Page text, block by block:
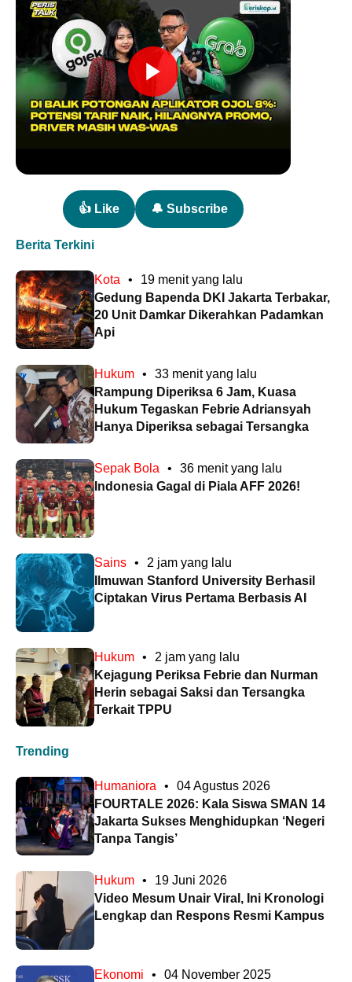
👍 Like 🔔 Subscribe
Berita Terkini
Kota •
19 menit yang lalu
Gedung Bapenda DKI Jakarta Terbakar,
20 Unit Damkar Dikerahkan Padamkan
Api
Hukum •
33 menit yang lalu
Rampung Diperiksa 6 Jam, Kuasa
Hukum Tegaskan Febrie Adriansyah
Hanya Diperiksa sebagai Tersangka
Sepak Bola •
36 menit yang lalu
Indonesia Gagal di Piala AFF 2026!
Sains •
2 jam yang lalu
Ilmuwan Stanford University Berhasil
Ciptakan Virus Pertama Berbasis AI
Hukum •
2 jam yang lalu
Kejagung Periksa Febrie dan Nurman
Herin sebagai Saksi dan Tersangka
Terkait TPPU
Trending
Humaniora •
04 Agustus 2026
FOURTALE 2026: Kala Siswa SMAN 14
Jakarta Sukses Menghidupkan ‘Negeri
Tanpa Tangis’
Hukum •
19 Juni 2026
Video Mesum Unair Viral, Ini Kronologi
Lengkap dan Respons Resmi Kampus
Ekonomi •
04 November 2025